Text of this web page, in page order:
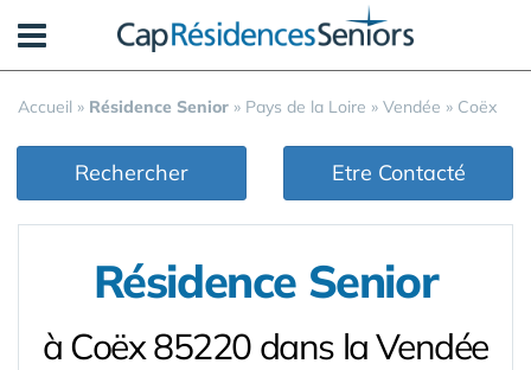
Accueil » Résidence Senior » Pays de la Loire » Vendée » Coëx
Rechercher Etre Contacté
Résidence Senior
à Coëx 85220 dans la Vendée